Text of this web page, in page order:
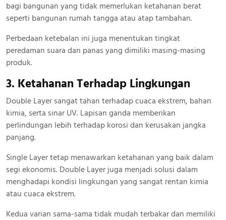
bagi bangunan yang tidak memerlukan ketahanan berat
seperti bangunan rumah tangga atau atap tambahan.
Perbedaan ketebalan ini juga menentukan tingkat
peredaman suara dan panas yang dimiliki masing-masing
produk.
3. Ketahanan Terhadap Lingkungan
Double Layer sangat tahan terhadap cuaca ekstrem, bahan
kimia, serta sinar UV. Lapisan ganda memberikan
perlindungan lebih terhadap korosi dan kerusakan jangka
panjang.
Single Layer tetap menawarkan ketahanan yang baik dalam
segi ekonomis. Double Layer juga menjadi solusi dalam
menghadapi kondisi lingkungan yang sangat rentan kimia
atau cuaca ekstrem.
Kedua varian sama-sama tidak mudah terbakar dan memiliki